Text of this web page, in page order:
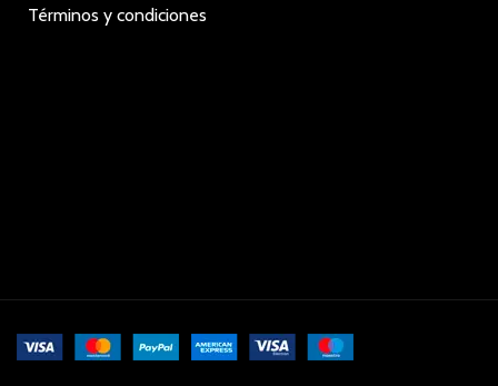
Términos y condiciones